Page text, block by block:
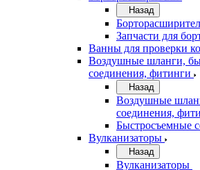
Назад
Запчасти для
Ванны для проверки
Воздушные шланги,
соединения, фитинги
Назад
Воздушные
соединения,
Быстросъемные
Вулканизаторы
Назад
Вулканизаторы